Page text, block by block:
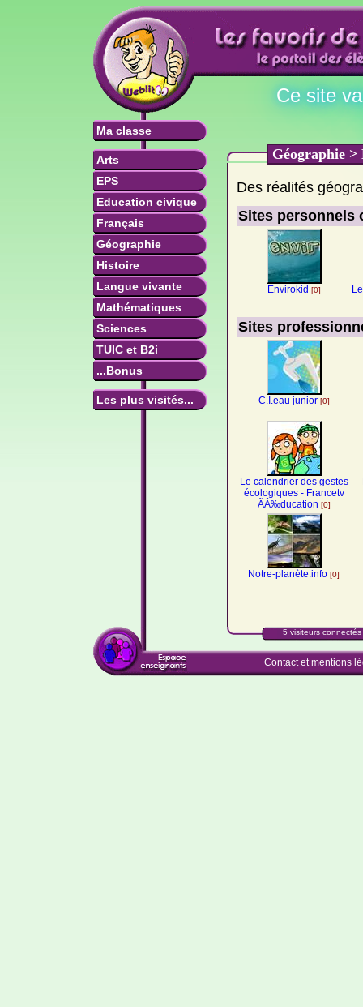
Ma classe
Arts
EPS
Education civique
Français
Géographie
Histoire
Langue vivante
Mathématiques
Sciences
TUIC et B2i
...Bonus
Les plus visités...
Ce site
Géographie >
Des réalités
Sites personnels
Envirokid [0]
Sites
C.I.eau junior [0]
Le calendrier des gestes
écologiques - Francetv
ÃÂ‰ducation [0]
Notre-planète.info [0]
5 visiteurs
Contact et mentions